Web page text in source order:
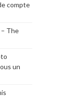
compte
The
un